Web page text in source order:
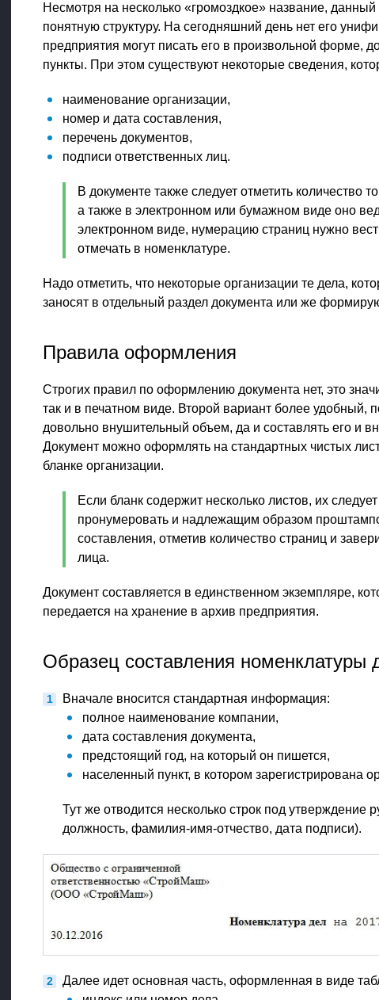
Несмотря на несколько «громоздкое» название,
понятную структуру. На сегодняшний день нет его
предприятия могут писать его в произвольной форме,
пункты. При этом существуют некоторые сведения,
наименование организации,
номер и дата составления,
перечень документов,
подписи ответственных лиц.
В документе также следует отметить количество
а также в электронном или бумажном виде оно
электронном виде, нумерацию страниц нужно
отмечать в номенклатуре.
Надо отметить, что некоторые организации те дела,
заносят в отдельный раздел документа или же
Правила оформления
Строгих правил по оформлению документа нет, это
так и в печатном виде. Второй вариант более удобный,
довольно внушительный объем, да и составлять его и
Документ можно оформлять на стандартных чистых
бланке организации.
Если бланк содержит несколько листов, их
пронумеровать и надлежащим образом
составления, отметив количество страниц и
лица.
Документ составляется в единственном экземпляре,
передается на хранение в архив предприятия.
Образец составления номенклатуры
Вначале вносится стандартная информация:
полное наименование компании,
дата составления документа,
предстоящий год, на который он пишется,
населенный пункт, в котором зарегистрирована
Тут же отводится несколько строк под утверждение
должность, фамилия-имя-отчество, дата подписи).
Далее идет основная часть, оформленная в виде